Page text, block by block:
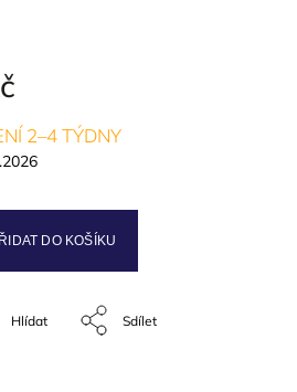
2–4 TÝDNY
DO KOŠÍKU
Hlídat Sdílet